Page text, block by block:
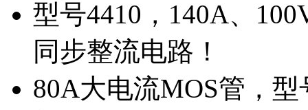
型号4410，140A、
同步整流电路！
80A大电流MOS管，